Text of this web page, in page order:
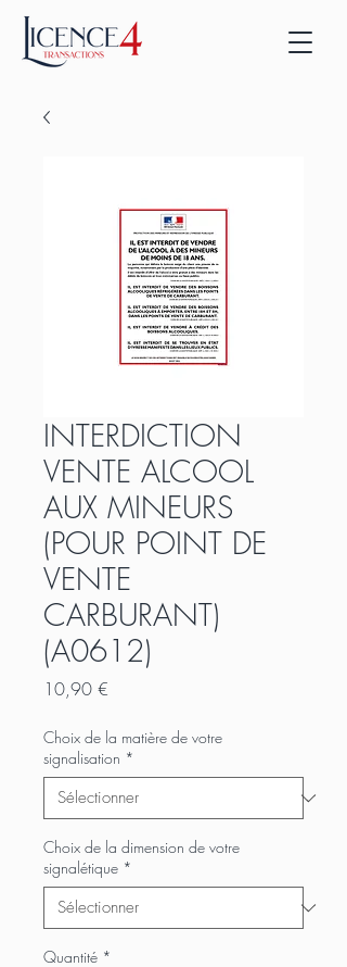
INTERDICTION
VENTE ALCOOL
AUX MINEURS
(POUR POINT DE
VENTE
CARBURANT)
(A0612)
10,90 €
Choix de la matière de votre
signalisation *
Choix de la dimension de votre
signalétique *
Quantité *